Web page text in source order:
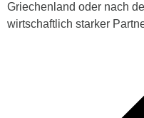
Griechenland oder nach
wirtschaftlich starker